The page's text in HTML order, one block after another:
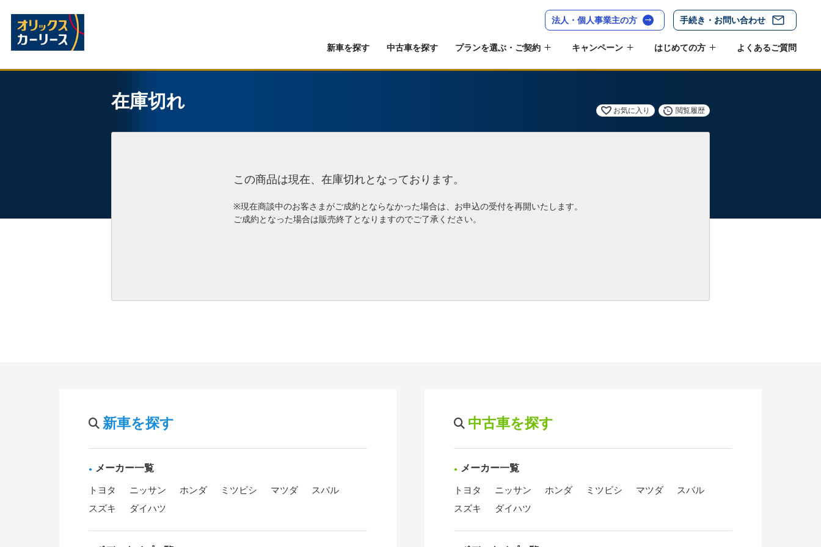
法人・個人事業主の方 手続き・お問い合わせ
新車を探す 中古車を探す プランを選ぶ・ご契約 キャンペーン はじめての方 よくあるご質問
在庫切れ お気に入り 閲覧履歴
この商品は現在、在庫切れとなっております。
※現在商談中のお客さまがご成約とならなかった場合は、お申込の受付を再開いたします。
ご成約となった場合は販売終了となりますのでご了承ください。
新車を探す
メーカー一覧
トヨタ ニッサン ホンダ ミツビシ マツダ
スバル
スズキ
ダイハツ
中古車を探す
メーカー一覧
トヨタ ニッサン ホンダ ミツビシ マツダ
スバル
スズキ
ダイハツ